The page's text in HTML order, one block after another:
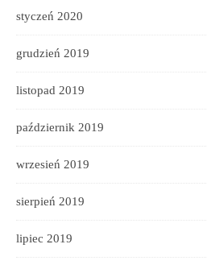
styczeń 2020
grudzień 2019
listopad 2019
październik 2019
wrzesień 2019
sierpień 2019
lipiec 2019